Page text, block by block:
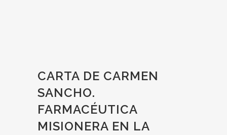
CARTA DE CARMEN
SANCHO.
FARMACÉUTICA
MISIONERA EN LA